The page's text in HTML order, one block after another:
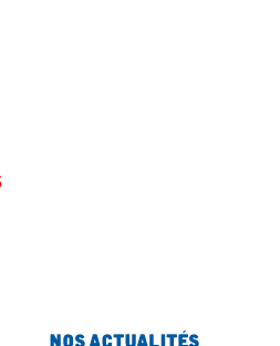
Nos actualités